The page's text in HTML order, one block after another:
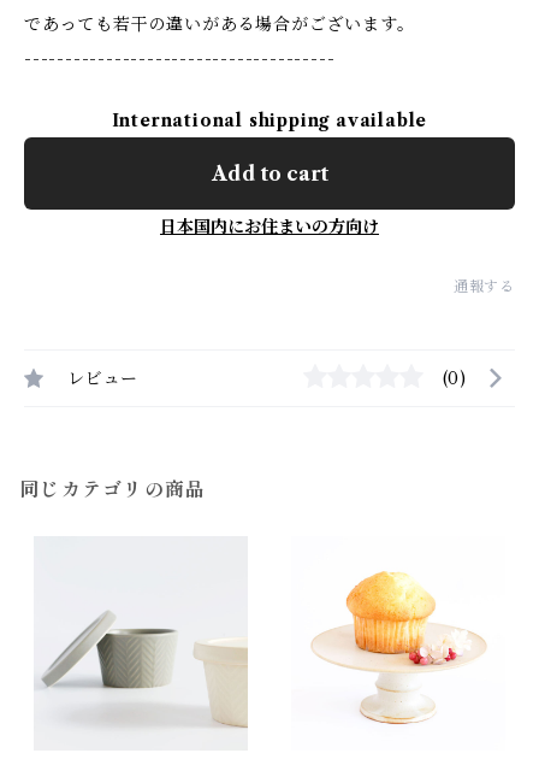
であっても若干の違いがある場合がございます。
--------------------------------------
International shipping available
Add to cart
日本国内にお住まいの方向け
通報する
レビュー (0)
同じカテゴリの商品